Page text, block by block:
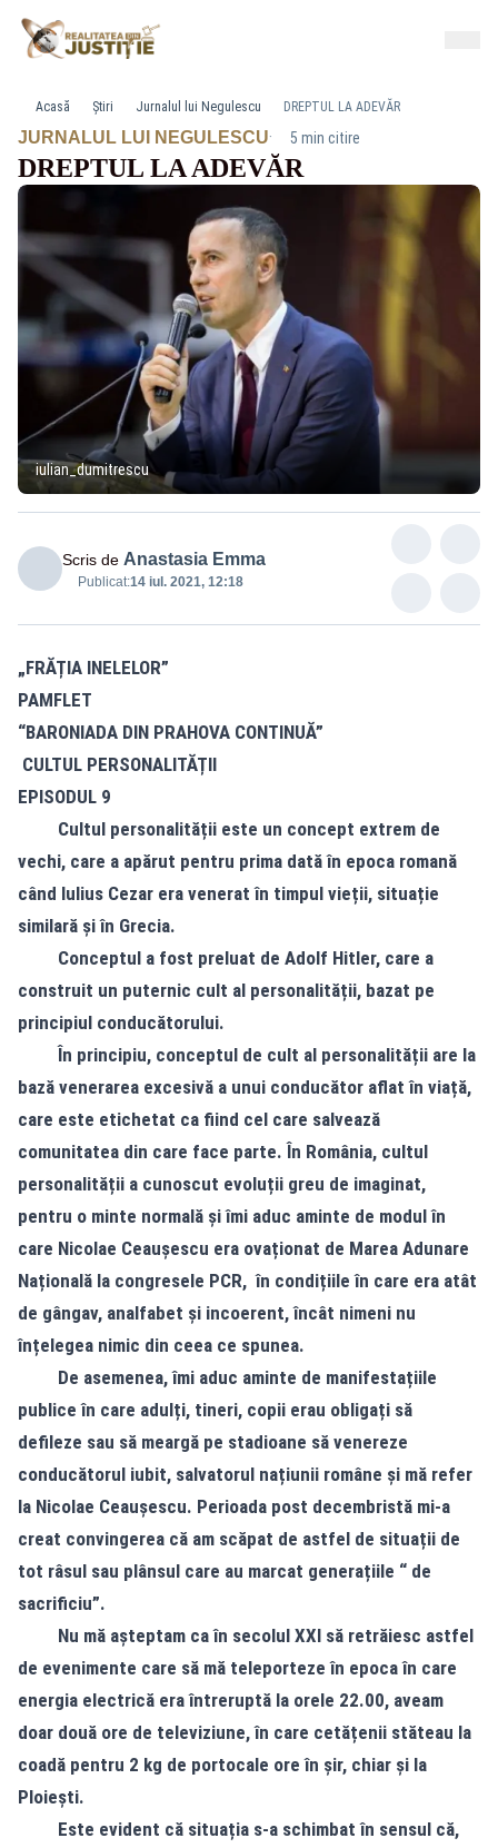
Acasă Știri Jurnalul lui Negulescu DREPTUL LA ADEVĂR
JURNALUL LUI NEGULESCU· 5 min citire
DREPTUL LA ADEVĂR
iulian_dumitrescu
Scris de Anastasia Emma
Publicat:14 iul. 2021, 12:18
„FRĂȚIA INELELOR”
PAMFLET
“BARONIADA DIN PRAHOVA CONTINUĂ”
CULTUL PERSONALITĂȚII
EPISODUL 9
Cultul personalității este un concept extrem de
vechi, care a apărut pentru prima dată în epoca romană
când Iulius Cezar era venerat în timpul vieții, situație
similară și în Grecia.
Conceptul a fost preluat de Adolf Hitler, care a
construit un puternic cult al personalității, bazat pe
principiul conducătorului.
În principiu, conceptul de cult al personalității are la
bază venerarea excesivă a unui conducător aflat în viață,
care este etichetat ca fiind cel care salvează
comunitatea din care face parte. În România, cultul
personalității a cunoscut evoluții greu de imaginat,
pentru o minte normală și îmi aduc aminte de modul în
care Nicolae Ceaușescu era ovaționat de Marea Adunare
Națională la congresele PCR, în condițiile în care era atât
de gângav, analfabet și incoerent, încât nimeni nu
înțelegea nimic din ceea ce spunea.
De asemenea, îmi aduc aminte de manifestațiile
publice în care adulți, tineri, copii erau obligați să
defileze sau să meargă pe stadioane să venereze
conducătorul iubit, salvatorul națiunii române și mă refer
la Nicolae Ceaușescu. Perioada post decembristă mi-a
creat convingerea că am scăpat de astfel de situații de
tot râsul sau plânsul care au marcat generațiile “ de
sacrificiu”.
Nu mă așteptam ca în secolul XXI să retrăiesc astfel
de evenimente care să mă teleporteze în epoca în care
energia electrică era întreruptă la orele 22.00, aveam
doar două ore de televiziune, în care cetățenii stăteau la
coadă pentru 2 kg de portocale ore în șir, chiar și la
Ploiești.
Este evident că situația s-a schimbat în sensul că,